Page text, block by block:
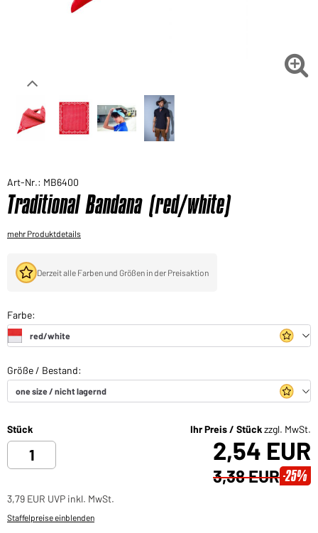
Sie möchten gerne für Ihren privaten Bedarf

Art-Nr.: MB6400
Traditional Bandana (red/white)
mehr Produktdetails
Derzeit alle Farben und Größen in der Preisaktion
Stück Ihr Preis / Stückzzgl. MwSt.
2,54 EUR
3,38 EUR -25%
3,79 EUR UVP inkl. MwSt.
Staffelpreise einblenden